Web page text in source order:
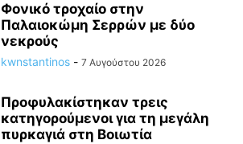
Φονικό τροχαίο στην
Παλαιοκώμη Σερρών με δύο
νεκρούς
kwnstantinos - 7 Αυγούστου 2026
Προφυλακίστηκαν τρεις
κατηγορούμενοι για τη μεγάλη
πυρκαγιά στη Βοιωτία